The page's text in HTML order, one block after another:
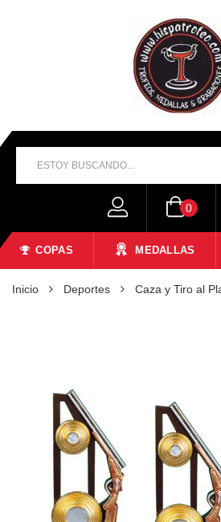
0
COPAS MEDALLAS
Inicio Deportes Caza y Tiro al